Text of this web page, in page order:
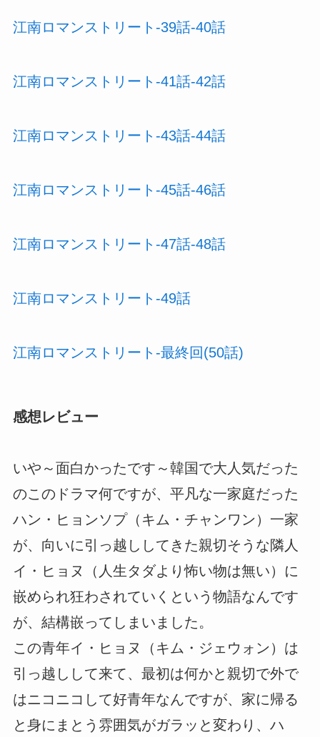
江南ロマンストリート-39話-40話
江南ロマンストリート-41話-42話
江南ロマンストリート-43話-44話
江南ロマンストリート-45話-46話
江南ロマンストリート-47話-48話
江南ロマンストリート-49話
江南ロマンストリート-最終回(50話)
感想レビュー
いや～面白かったです～韓国で大人気だった
のこのドラマ何ですが、平凡な一家庭だった
ハン・ヒョンソプ（キム・チャンワン）一家
が、向いに引っ越ししてきた親切そうな隣人
イ・ヒョヌ（人生タダより怖い物は無い）に
嵌められ狂わされていくという物語なんです
が、結構嵌ってしまいました。
この青年イ・ヒョヌ（キム・ジェウォン）は
引っ越しして来て、最初は何かと親切で外で
はニコニコして好青年なんですが、家に帰る
と身にまとう雰囲気がガラッと変わり、ハ